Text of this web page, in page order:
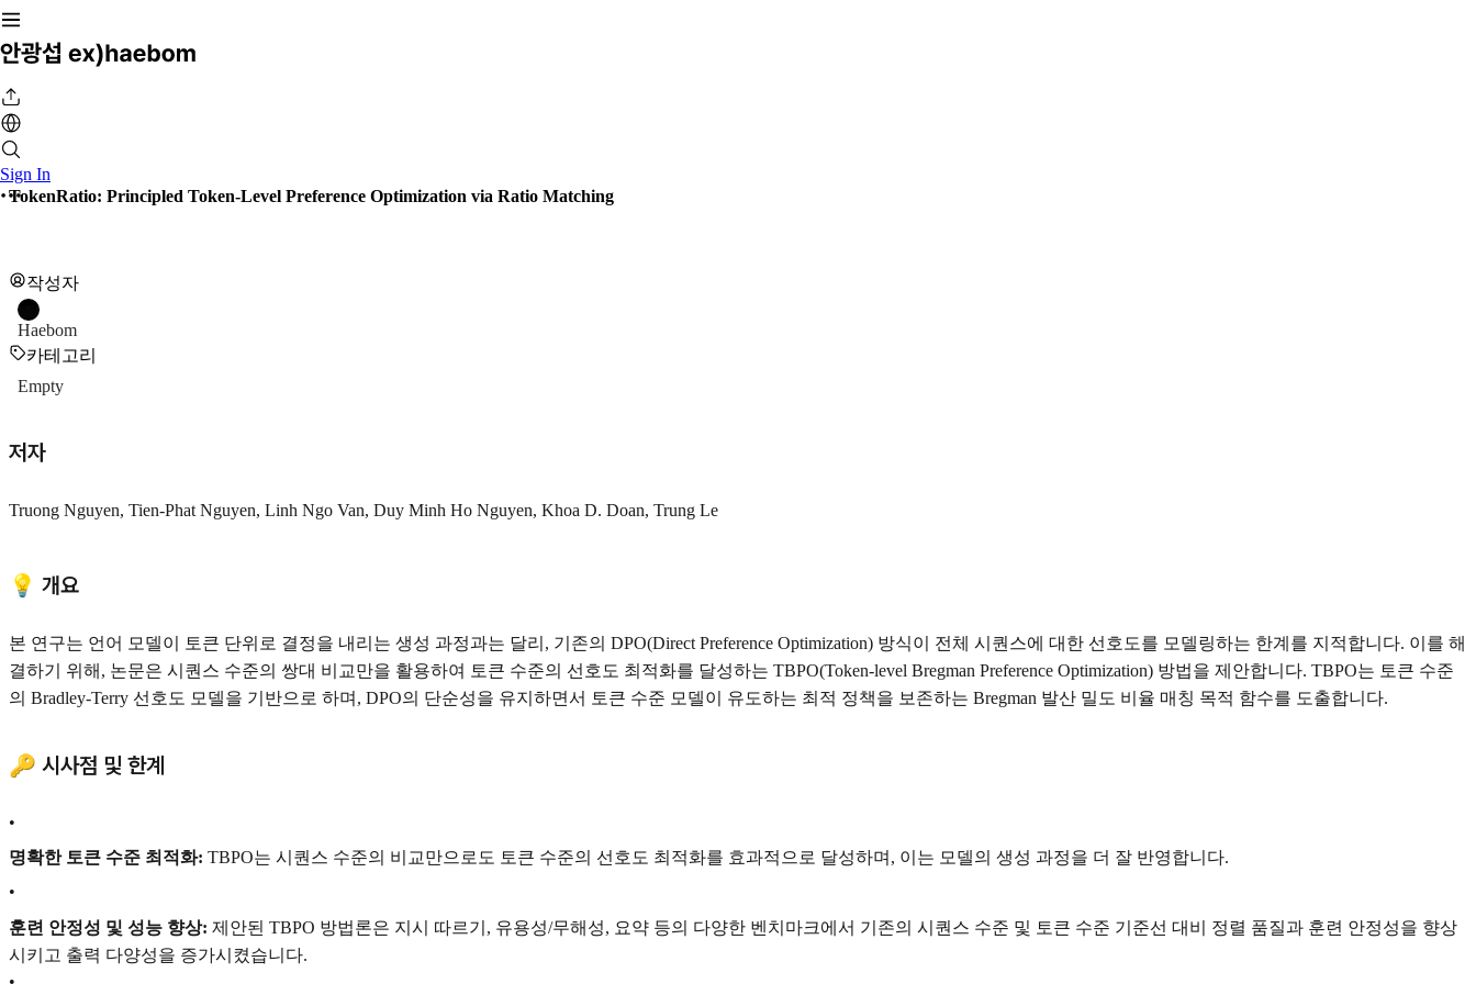
Sign In
TokenRatio: Principled Token-Level Preference Optimization via Ratio Matching
작성자
Haebom
카테고리
Empty
저자
Truong Nguyen, Tien-Phat Nguyen, Linh Ngo Van, Duy Minh Ho Nguyen, Khoa D. Doan, Trung Le
💡 개요
본 연구는 언어 모델이 토큰 단위로 결정을 내리는 생성 과정과는 달리, 기존의 DPO(Direct Preference Optimization) 방식이 전체 시퀀스에 대한 선호도를 모델링하는 한계를 지적합니다. 이를 해
결하기 위해, 논문은 시퀀스 수준의 쌍대 비교만을 활용하여 토큰 수준의 선호도 최적화를 달성하는 TBPO(Token-level Bregman Preference Optimization) 방법을 제안합니다. TBPO는 토큰 수준
의 Bradley-Terry 선호도 모델을 기반으로 하며, DPO의 단순성을 유지하면서 토큰 수준 모델이 유도하는 최적 정책을 보존하는 Bregman 발산 밀도 비율 매칭 목적 함수를 도출합니다.
🔑 시사점 및 한계
•
명확한 토큰 수준 최적화: TBPO는 시퀀스 수준의 비교만으로도 토큰 수준의 선호도 최적화를 효과적으로 달성하며, 이는 모델의 생성 과정을 더 잘 반영합니다.
•
훈련 안정성 및 성능 향상: 제안된 TBPO 방법론은 지시 따르기, 유용성/무해성, 요약 등의 다양한 벤치마크에서 기존의 시퀀스 수준 및 토큰 수준 기준선 대비 정렬 품질과 훈련 안정성을 향상
시키고 출력 다양성을 증가시켰습니다.